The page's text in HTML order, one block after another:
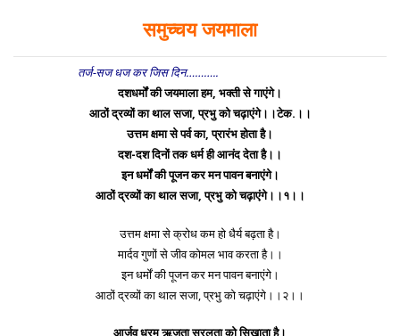
समुच्चय जयमाला
तर्ज-सज धज कर जिस दिन………..
दशधर्मों की जयमाला हम, भक्ती से गाएंगे।
आठों द्रव्यों का थाल सजा, प्रभु को चढ़ाएंगे।।टेक.।।
उत्तम क्षमा से पर्व का, प्रारंभ होता है।
दश-दश दिनों तक धर्म ही आनंद देता है।।
इन धर्मों की पूजन कर मन पावन बनाएंगे।
आठों द्रव्यों का थाल सजा, प्रभु को चढ़ाएंगे।।१।।
उत्तम क्षमा से क्रोध कम हो धैर्य बढ़ता है।
मार्दव गुणों से जीव कोमल भाव करता है।।
इन धर्मों की पूजन कर मन पावन बनाएंगे।
आठों द्रव्यों का थाल सजा, प्रभु को चढ़ाएंगे।।२।।
आर्जव धरम ऋजुता सरलता को सिखाता है।